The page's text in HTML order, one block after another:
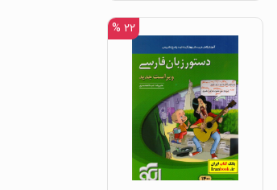
۲۲ %